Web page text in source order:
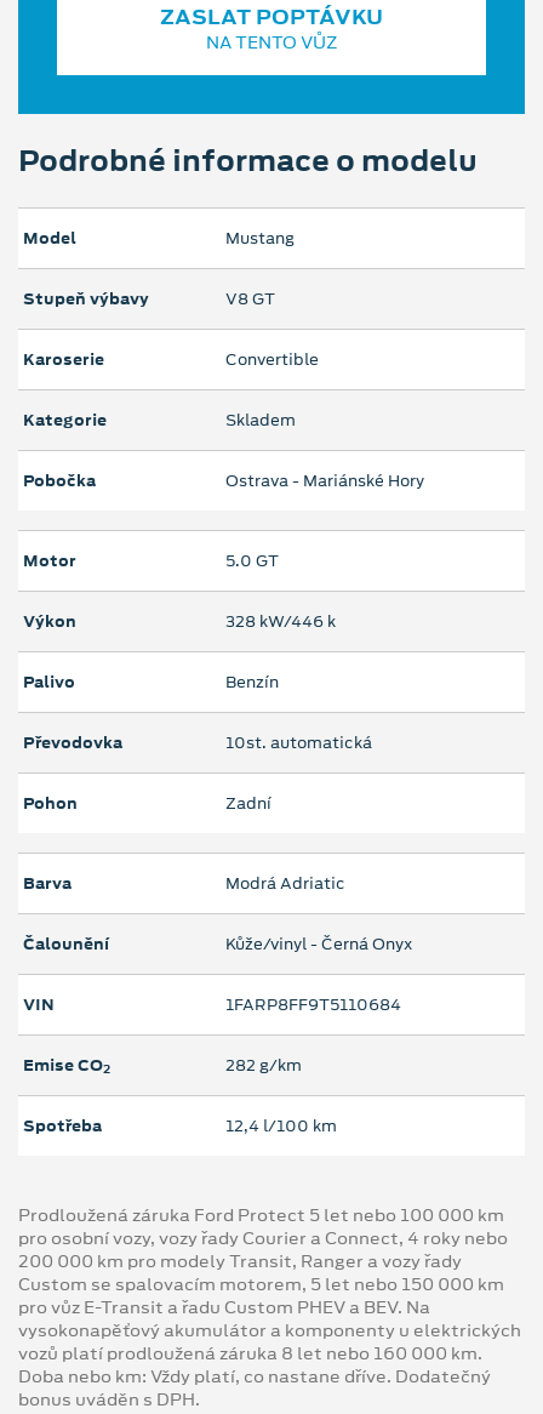
ZASLAT POPTÁVKU
NA TENTO VŮZ
Podrobné informace o modelu
Model Mustang
Stupeň výbavy V8 GT
Karoserie Convertible
Kategorie Skladem
Pobočka Ostrava - Mariánské Hory
Motor 5.0 GT
Výkon 328 kW/446 k
Palivo Benzín
Převodovka 10st. automatická
Pohon Zadní
Barva Modrá Adriatic
Čalounění Kůže/vinyl - Černá Onyx
VIN 1FARP8FF9T5110684
Emise CO2 282 g/km
Spotřeba 12,4 l/100 km
Prodloužená záruka Ford Protect 5 let nebo 100 000 km
pro osobní vozy, vozy řady Courier a Connect, 4 roky nebo
200 000 km pro modely Transit, Ranger a vozy řady
Custom se spalovacím motorem, 5 let nebo 150 000 km
pro vůz E-Transit a řadu Custom PHEV a BEV. Na
vysokonapěťový akumulátor a komponenty u elektrických
vozů platí prodloužená záruka 8 let nebo 160 000 km.
Doba nebo km: Vždy platí, co nastane dříve. Dodatečný
bonus uváděn s DPH.